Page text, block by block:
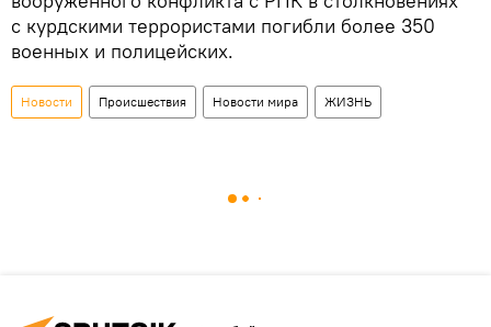
с курдскими террористами погибли более 350
военных и полицейских.
Новости Происшествия Новости мира ЖИЗНЬ